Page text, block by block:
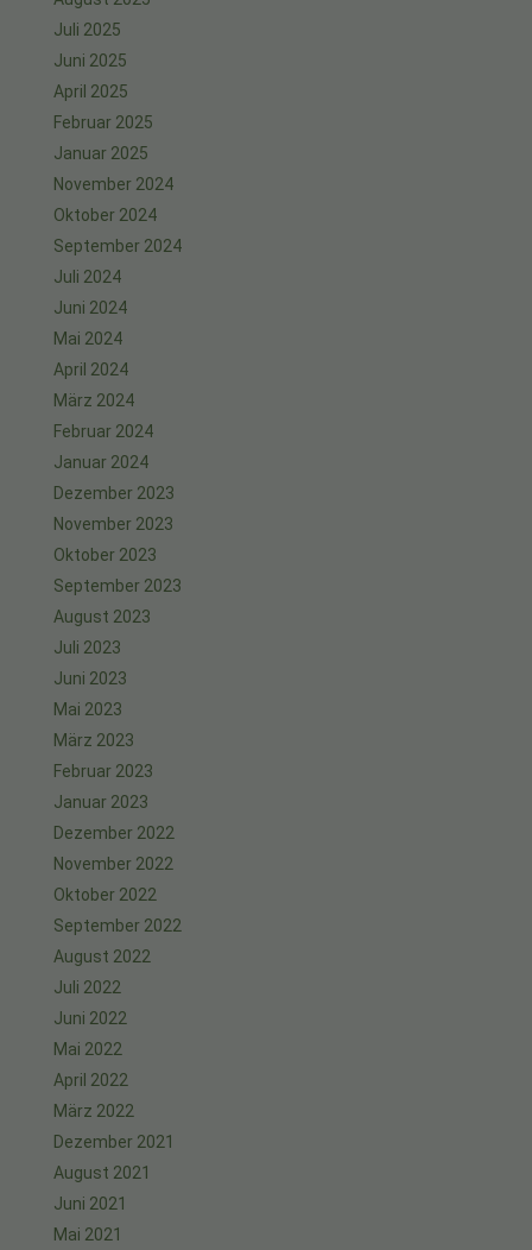
Juli 2025
Juni 2025
April 2025
Februar 2025
Januar 2025
November 2024
Oktober 2024
September 2024
Juli 2024
Juni 2024
Mai 2024
April 2024
März 2024
Februar 2024
Januar 2024
Dezember 2023
November 2023
Oktober 2023
September 2023
August 2023
Juli 2023
Juni 2023
Mai 2023
März 2023
Februar 2023
Januar 2023
Dezember 2022
November 2022
Oktober 2022
September 2022
August 2022
Juli 2022
Juni 2022
Mai 2022
April 2022
März 2022
Dezember 2021
August 2021
Juni 2021
Mai 2021